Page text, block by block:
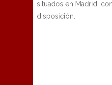
situados en Madrid,
disposición.